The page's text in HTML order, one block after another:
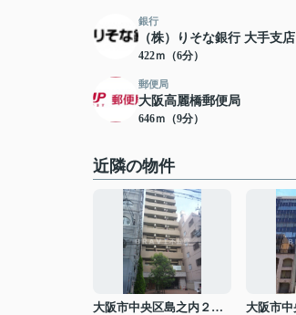
銀行
（株）りそな銀行 大手支店
422ｍ（6分）
郵便局
大阪高麗橋郵便局
646ｍ（9分）
近隣の物件
大阪市中央区島之内２丁目